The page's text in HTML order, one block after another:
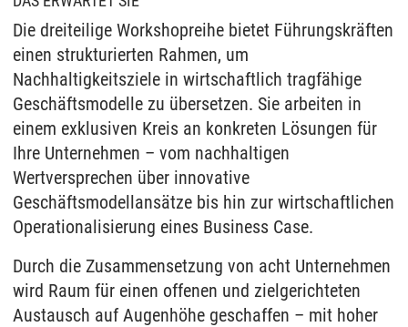
Die dreiteilige Workshopreihe bietet Führungskräften
einen strukturierten Rahmen, um
Nachhaltigkeitsziele in wirtschaftlich tragfähige
Geschäftsmodelle zu übersetzen. Sie arbeiten in
einem exklusiven Kreis an konkreten Lösungen für
Ihre Unternehmen – vom nachhaltigen
Wertversprechen über innovative
Geschäftsmodellansätze bis hin zur wirtschaftlichen
Operationalisierung eines Business Case.
Durch die Zusammensetzung von acht Unternehmen
wird Raum für einen offenen und zielgerichteten
Austausch auf Augenhöhe geschaffen – mit hoher